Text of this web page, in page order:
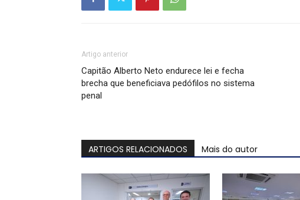
Artigo anterior
Capitão Alberto Neto endurece lei e fecha
brecha que beneficiava pedófilos no sistema
penal
ARTIGOS RELACIONADOS Mais do autor